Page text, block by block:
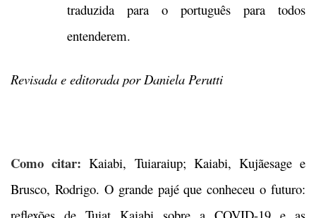
traduzida para o português para todos
entenderem.
Revisada e editorada por Daniela Perutti
Como citar: Kaiabi, Tuiaraiup; Kaiabi, Kujãesage e
Brusco, Rodrigo. O grande pajé que conheceu o futuro: